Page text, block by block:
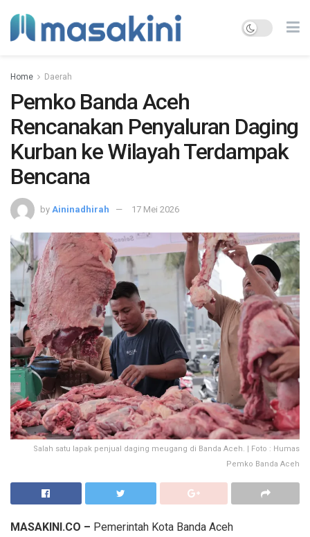
Home Daerah
Pemko Banda Aceh
Rencanakan Penyaluran Daging
Kurban ke Wilayah Terdampak
Bencana
by Aininadhirah 17 Mei 2026
Salah satu lapak penjual daging meugang di Banda Aceh. | Foto : Humas
Pemko Banda Aceh
MASAKINI.CO – Pemerintah Kota Banda Aceh